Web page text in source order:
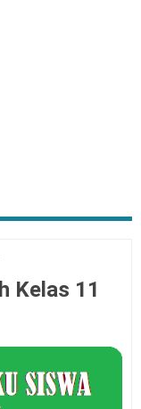
Kelas 11